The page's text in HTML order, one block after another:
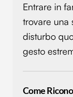
Entrare in
trovare una
disturbo
gesto
Come